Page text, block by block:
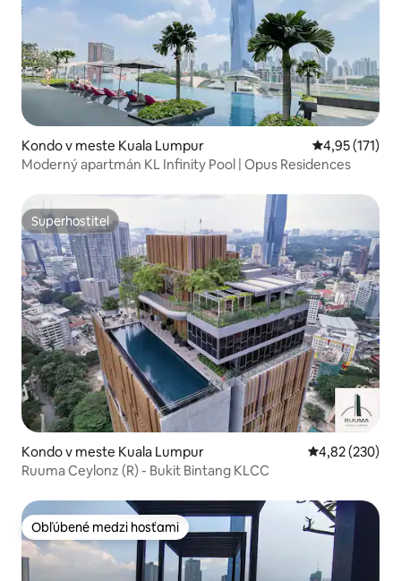
Kondo v meste Kuala Lumpur Priemerné
4,95 (171)
Moderný apartmán KL Infinity Pool | Opus Residences
Superhostiteľ
Superhostiteľ
Kondo v meste Kuala Lumpur Priemerné
4,82 (230)
Ruuma Ceylonz (R) - Bukit Bintang KLCC
Obľúbené medzi hosťami
Obľúbené medzi hosťami